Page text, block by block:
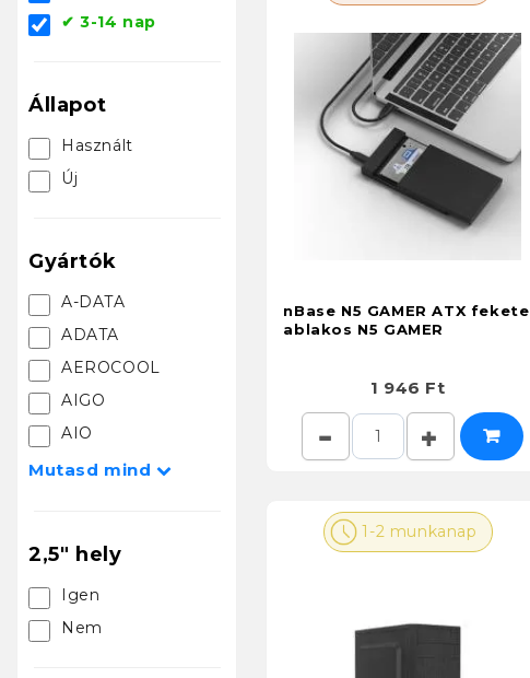
✔ 3-14 nap
Állapot
Használt
Új
Gyártók
A-DATA
ADATA
AEROCOOL
AIGO
AIO
Mutasd mind
2,5" hely
Igen
Nem
nBase N5 GAMER ATX fekete
ablakos N5 GAMER
1 946 Ft
1-2 munkanap